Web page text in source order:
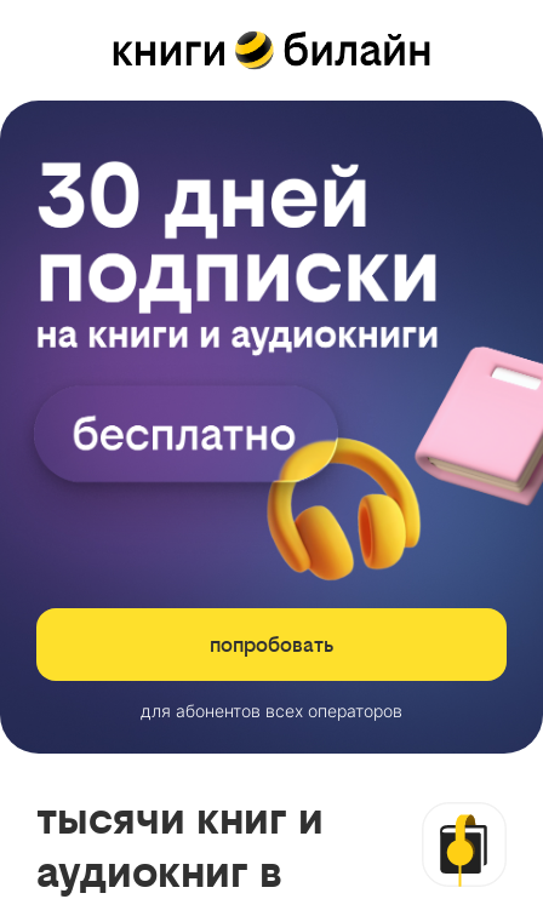
попробовать
для абонентов всех операторов
тысячи книг и
аудиокниг в